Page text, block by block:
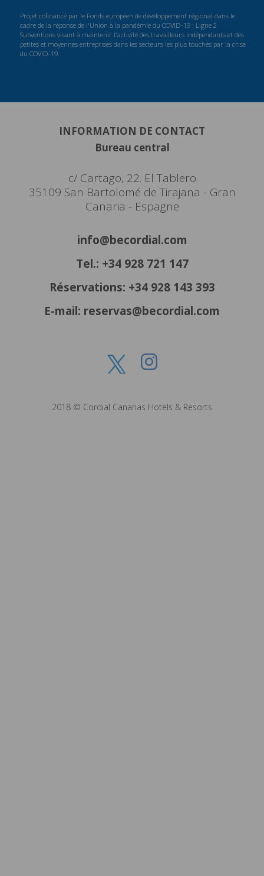
Projet cofinancé par le Fonds européen de développement régional dans le
cadre de la réponse de l'Union à la pandémie du COVID-19 : Ligne 2
Subventions visant à maintenir l'activité des travailleurs indépendants et des
petites et moyennes entreprises dans les secteurs les plus touchés par la crise
du COVID-19.
INFORMATION DE CONTACT
Bureau central
c/ Cartago, 22. El Tablero
35109 San Bartolomé de Tirajana - Gran
Canaria - Espagne
info@becordial.com
Tel.: +34 928 721 147
Réservations: +34 928 143 393
E-mail: reservas@becordial.com
2018 © Cordial Canarias Hotels & Resorts